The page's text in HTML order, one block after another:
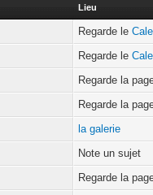
Lieu
Regarde le
Regarde le
Regarde la
Regarde la
la galerie
Note un sujet
Regarde la